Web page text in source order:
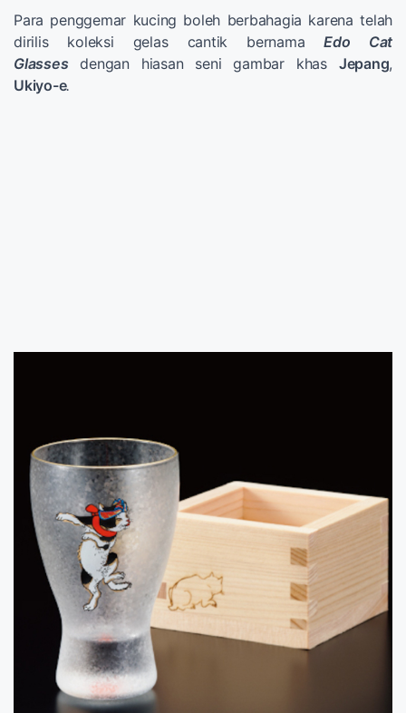
Para penggemar kucing boleh berbahagia karena telah
dirilis koleksi gelas cantik bernamaEdo Cat
Glassesdengan hiasan seni gambar khas Jepang,
Ukiyo-e.